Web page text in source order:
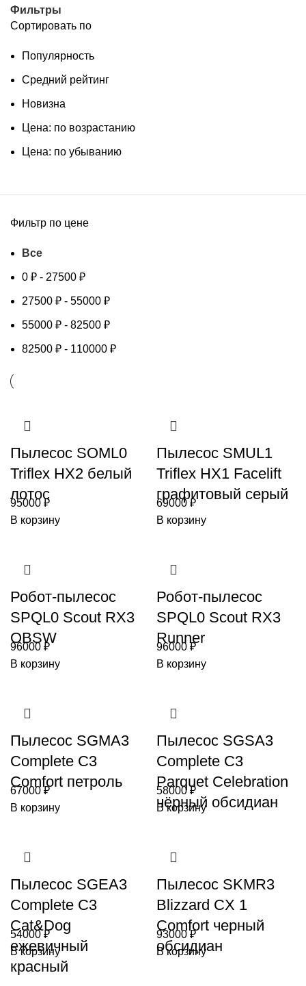
Фильтры
Сортировать по
Популярность
Средний рейтинг
Новизна
Цена: по возрастанию
Цена: по убыванию
Фильтр по цене
Все
0 ₽ - 27500 ₽
27500 ₽ - 55000 ₽
55000 ₽ - 82500 ₽
82500 ₽ - 110000 ₽
Пылесос SOML0
Triflex HX2 белый
лотос
95000 ₽
В корзину
Пылесос SMUL1
Triflex HX1 Facelift
графитовый серый
69000₽
В корзину
Робот-пылесос
SPQL0 Scout RX3
OBSW
96000 ₽
В корзину
Робот-пылесос
SPQL0 Scout RX3
Runner
96000₽
В корзину
Пылесос SGMA3
Complete C3
Comfort петроль
67000₽
В корзину
Пылесос SGSA3
Complete C3
Parquet Celebration
чёрный обсидиан
58000₽
В корзину
Пылесос SGEA3
Complete C3
Cat&Dog
ежевичный
красный
54000₽
В корзину
Пылесос SKMR3
Blizzard CX 1
Comfort черный
обсидиан
93000₽
В корзину